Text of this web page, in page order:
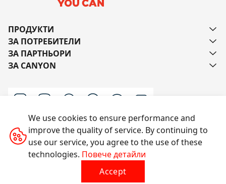
ПРОДУКТИ
ЗА ПОТРЕБИТЕЛИ
ЗА ПАРТНЬОРИ
ЗА CANYON
Пишете ни
Всички права запазени © 2014-2026 CANYON
We use cookies to ensure performance and
improve the quality of service. By continuing to
use our service, you agree to the use of these
technologies. Повече детайли
Accept